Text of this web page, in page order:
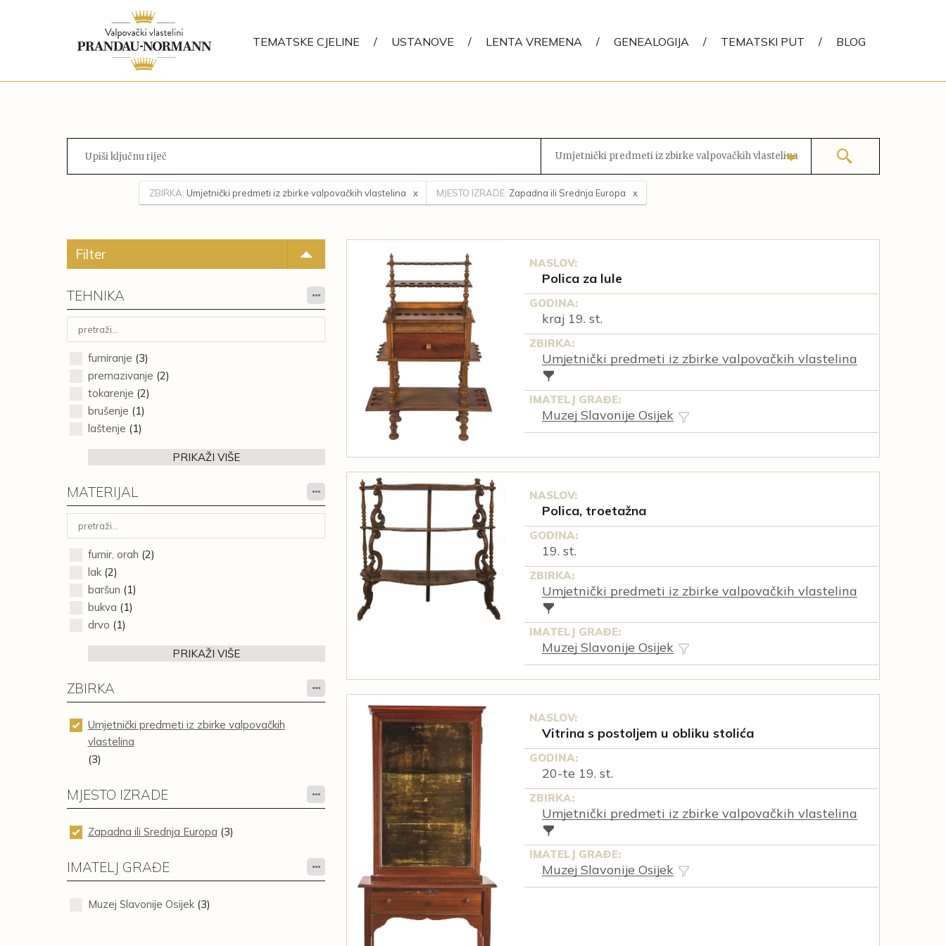
TEMATSKE CJELINE / USTANOVE / LENTA VREMENA / GENEALOGIJA / TEMATSKI PUT / BLOG
Umjetnički predmeti iz zbirke valpovačkih vlastelina
ZBIRKA: Umjetnički predmeti iz zbirke valpovačkih vlastelina MJESTO IZRADE: Zapadna ili Srednja Europa
Filter
TEHNIKA
furniranje (3)
premazivanje (2)
tokarenje (2)
brušenje (1)
laštenje (1)
PRIKAŽI VIŠE
MATERIJAL
furnir, orah (2)
lak(2)
baršun (1)
bukva (1)
drvo (1)
PRIKAŽI VIŠE
ZBIRKA
Umjetnički predmeti iz zbirke valpovačkih
vlastelina
(3)
MJESTO IZRADE
Zapadna ili Srednja Europa (3)
IMATELJ GRAĐE
Muzej Slavonije Osijek(3)
NASLOV:
Polica za lule
GODINA:
kraj 19. st.
ZBIRKA:
Umjetnički predmeti iz zbirke valpovačkih vlastelina
IMATELJ GRAĐE:
Muzej Slavonije Osijek
NASLOV:
Polica, troetažna
GODINA:
19. st.
ZBIRKA:
Umjetnički predmeti iz zbirke valpovačkih vlastelina
IMATELJ GRAĐE:
Muzej Slavonije Osijek
NASLOV:
Vitrina s postoljem u obliku stolića
GODINA:
20-te 19. st.
ZBIRKA:
Umjetnički predmeti iz zbirke valpovačkih vlastelina
IMATELJ GRAĐE:
Muzej Slavonije Osijek